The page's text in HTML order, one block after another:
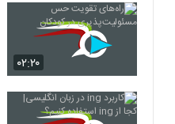
۰۲:۲۰